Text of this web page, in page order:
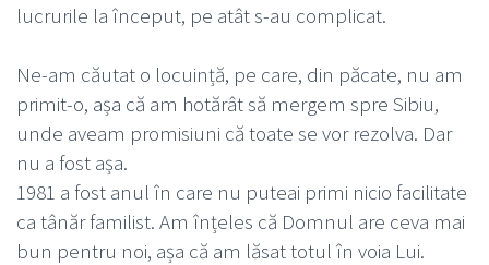
lucrurile la început, pe atât s-au complicat.
Ne-am căutat o locuință, pe care, din păcate, nu am
primit-o, așa că am hotărât să mergem spre Sibiu,
unde aveam promisiuni că toate se vor rezolva. Dar
nu a fost așa.
1981 a fost anul în care nu puteai primi nicio facilitate
ca tânăr familist. Am înțeles că Domnul are ceva mai
bun pentru noi, așa că am lăsat totul în voia Lui.